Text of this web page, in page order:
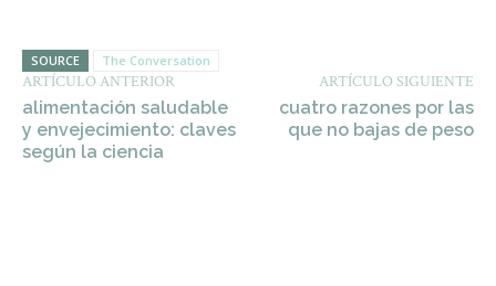
SOURCE The Conversation
ARTÍCULO ANTERIOR
alimentación saludable
y envejecimiento: claves
según la ciencia
ARTÍCULO SIGUIENTE
cuatro razones por las
que no bajas de peso